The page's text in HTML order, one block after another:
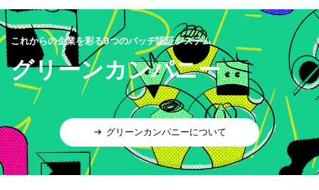
これからの企業を彩る9つのバッヂ認証システム
グリーンカンパニー
グリーンカンパニーについて